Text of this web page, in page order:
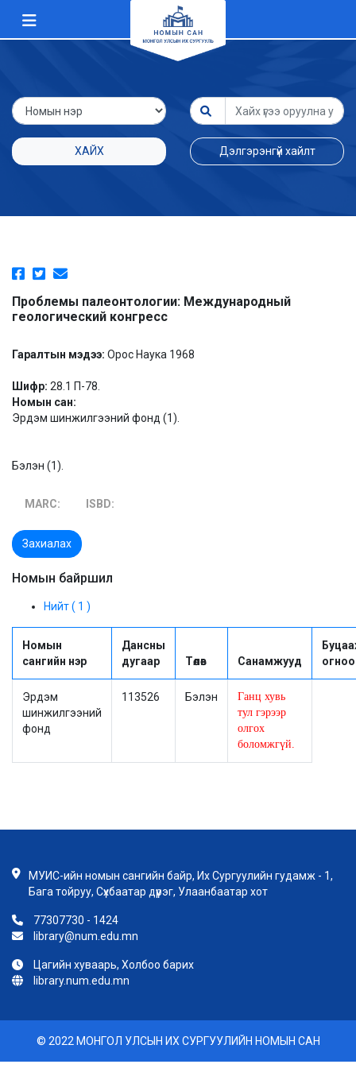
ХАЙХ Дэлгэрэнгүй хайлт
Проблемы палеонтологии: Международный
геологический конгресс
Гаралтын мэдээ: Орос Наука 1968
Шифр: 28.1 П-78.
Номын сан:
Эрдэм шинжилгээний фонд (1).
Бэлэн (1).
MARC: ISBD:
Захиалах
Номын байршил
Нийт ( 1 )
Номын
сангийн нэр
Дансны
дугаар
Төлөв Санамжууд
огноо
Эрдэм
шинжилгээний
фонд
113526 Бэлэн
Ганц хувь
тул гэрээр
олгох
боломжгүй.
МУИС-ийн номын сангийн байр, Их Сургуулийн гудамж - 1,
Бага тойруу, Сүхбаатар дүүрэг, Улаанбаатар хот
77307730 - 1424
library@num.edu.mn
Цагийн хуваарь, Холбоо барих
library.num.edu.mn
© 2022 МОНГОЛ УЛСЫН ИХ СУРГУУЛИЙН НОМЫН САН